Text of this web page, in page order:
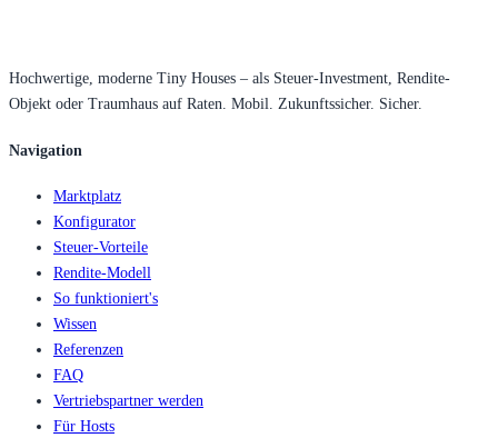
Hochwertige, moderne Tiny Houses – als Steuer-Investment, Rendite-
Objekt oder Traumhaus auf Raten. Mobil. Zukunftssicher. Sicher.
Navigation
Marktplatz
Konfigurator
Steuer-Vorteile
Rendite-Modell
So funktioniert's
Wissen
Referenzen
FAQ
Vertriebspartner werden
Für Hosts